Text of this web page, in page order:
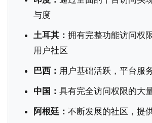
与度
土耳其： 拥有完整功能访问权
用户社区
巴西： 用户基础活跃，平台服
中国： 具有完全访问权限的大
阿根廷： 不断发展的社区，提